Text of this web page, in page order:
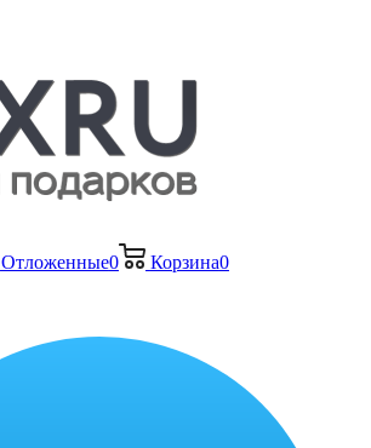
Отложенные0 Корзина0